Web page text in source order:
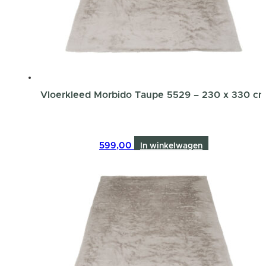
Vloerkleed Morbido Taupe 5529 – 230 x 330
599,00 In winkelwagen